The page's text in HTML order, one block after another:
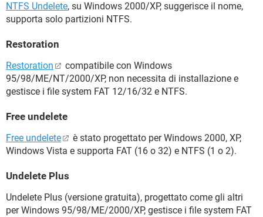
NTFS Undelete, su Windows 2000/XP, suggerisce il nome,
supporta solo partizioni NTFS.
Restoration
Restoration
compatibile con Windows
95/98/ME/NT/2000/XP, non necessita di installazione e
gestisce i file system FAT 12/16/32 e NTFS.
Free undelete
Free undelete
è stato progettato per Windows 2000, XP,
Windows Vista e supporta FAT (16 o 32) e NTFS (1 o 2).
Undelete Plus
Undelete Plus (versione gratuita), progettato come gli altri
per Windows 95/98/ME/2000/XP, gestisce i file system FAT